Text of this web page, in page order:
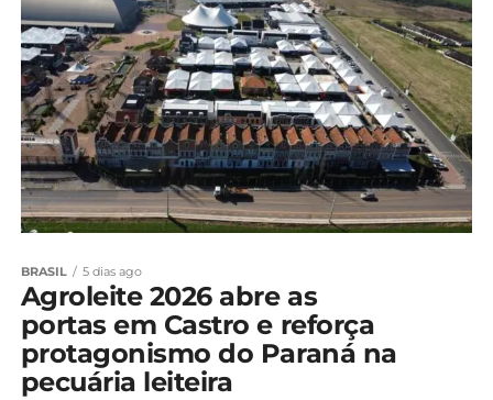
BRASIL 5 dias ago
Agroleite 2026 abre as
portas em Castro e reforça
protagonismo do Paraná na
pecuária leiteira